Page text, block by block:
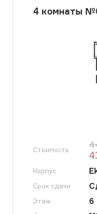
4 комнаты №
Стоимость
Корпус
Срок сдачи
Этаж 6